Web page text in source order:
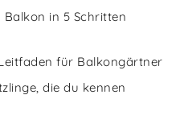
in 5 Schritten
für Balkongärtner
die du kennen